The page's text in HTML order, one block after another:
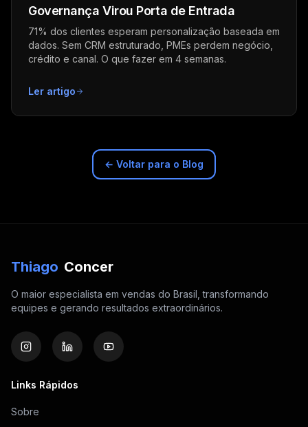
Governança Virou Porta de Entrada
71% dos clientes esperam personalização baseada em
dados. Sem CRM estruturado, PMEs perdem negócio,
crédito e canal. O que fazer em 4 semanas.
Ler artigo
← Voltar para o Blog
Thiago Concer
O maior especialista em vendas do Brasil, transformando
equipes e gerando resultados extraordinários.
Links Rápidos
Sobre